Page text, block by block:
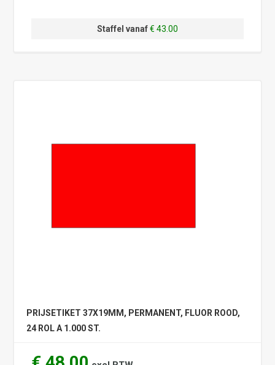
Staffel vanaf€ 43.00
PRIJSETIKET 37X19MM, PERMANENT, FLUOR ROOD,
24 ROL A 1.000 ST.